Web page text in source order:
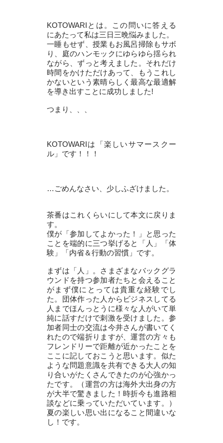
KOTOWARIとは。この問いに答える
にあたって私は三日三晩悩みました。
一睡もせず、授業もお風呂掃除もサボ
り、庭のハンモックにゆらゆら揺られ
ながら、ずっと考えました。それだけ
時間をかけただけあって、もうこれし
かないという素晴らしく最高な最適解
を導き出すことに成功しました!
つまり、、、
KOTOWARIは「楽しいサマースクー
ル」です！！！
…ごめんなさい、少しふざけました。
茶番はこれくらいにして本文に戻りま
す。
僕が「参加してよかった！」と思った
ことを端的に三つ挙げると「人」「体
験」「内省＆行動の習慣」です。
まずは「人」。さまざまなバックグラ
ウンドを持つ参加者たちと会えること
がまず僕にとっては貴重な経験でし
た。団体作った人からビジネスしてる
人までほんっとうに様々な人がいて単
純に話すだけで刺激を受けました。参
加者同士の交流は今井さんが書いてく
れたので端折りますが、運営の方々も
フレンドリーで距離が近かったことを
ここに記しておこうと思います。似た
ような問題意識を共有できる大人の知
り合いがたくさんできたのが心強かっ
たです。（運営の方は海外大出身の方
が大半で驚きました！時折今も進路相
談などに乗っていただいています。）
夏の楽しい思い出になること間違いな
し！です。